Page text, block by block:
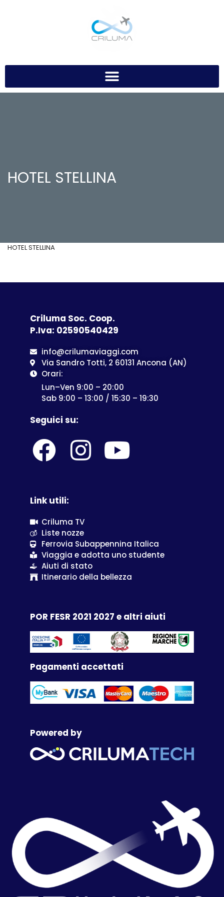
HOTEL STELLINA
HOTEL STELLINA
Criluma Soc. Coop.
P.Iva: 02590540429
info@crilumaviaggi.com
Via Sandro Totti, 2 60131 Ancona (AN)
Orari:
Lun–Ven 9:00 – 20:00
Sab 9:00 – 13:00 / 15:30 – 19:30
Seguici su:
Link utili:
Criluma TV
Liste nozze
Ferrovia Subappennina Italica
Viaggia e adotta uno studente
Aiuti di stato
Itinerario della bellezza
POR FESR 2021 2027 e altri aiuti
Pagamenti accettati
Powered by